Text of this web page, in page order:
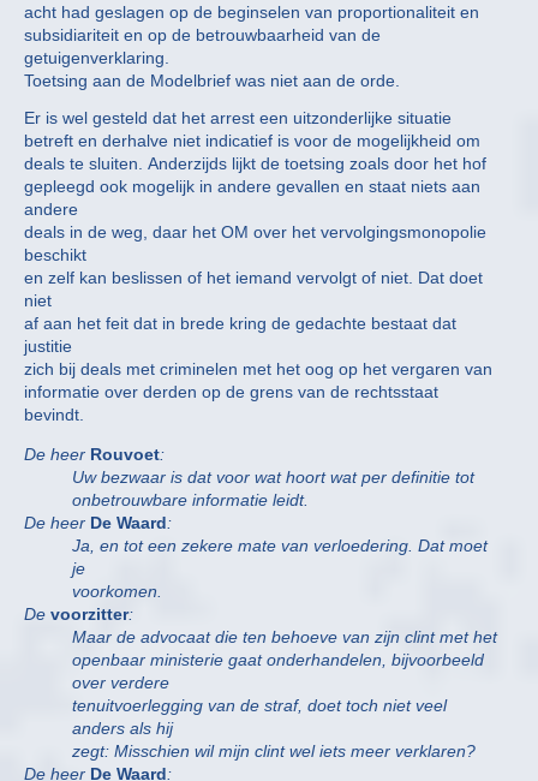
acht had geslagen op de beginselen van proportionaliteit en
subsidiariteit en op de betrouwbaarheid van de
getuigenverklaring.
Toetsing aan de Modelbrief was niet aan de orde.
Er is wel gesteld dat het arrest een uitzonderlijke situatie
betreft en derhalve niet indicatief is voor de mogelijkheid om
deals te sluiten. Anderzijds lijkt de toetsing zoals door het hof
gepleegd ook mogelijk in andere gevallen en staat niets aan
andere
deals in de weg, daar het OM over het vervolgingsmonopolie
beschikt
en zelf kan beslissen of het iemand vervolgt of niet. Dat doet
niet
af aan het feit dat in brede kring de gedachte bestaat dat
justitie
zich bij deals met criminelen met het oog op het vergaren van
informatie over derden op de grens van de rechtsstaat
bevindt.
De heer Rouvoet:
Uw bezwaar is dat voor wat hoort wat per definitie tot
onbetrouwbare informatie leidt.
De heer De Waard:
Ja, en tot een zekere mate van verloedering. Dat moet
je
voorkomen.
De voorzitter:
Maar de advocaat die ten behoeve van zijn clint met het
openbaar ministerie gaat onderhandelen, bijvoorbeeld
over verdere
tenuitvoerlegging van de straf, doet toch niet veel
anders als hij
zegt: Misschien wil mijn clint wel iets meer verklaren?
De heer De Waard: